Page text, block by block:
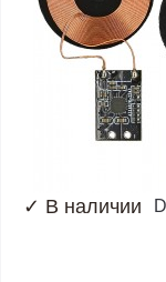
✓ В наличии